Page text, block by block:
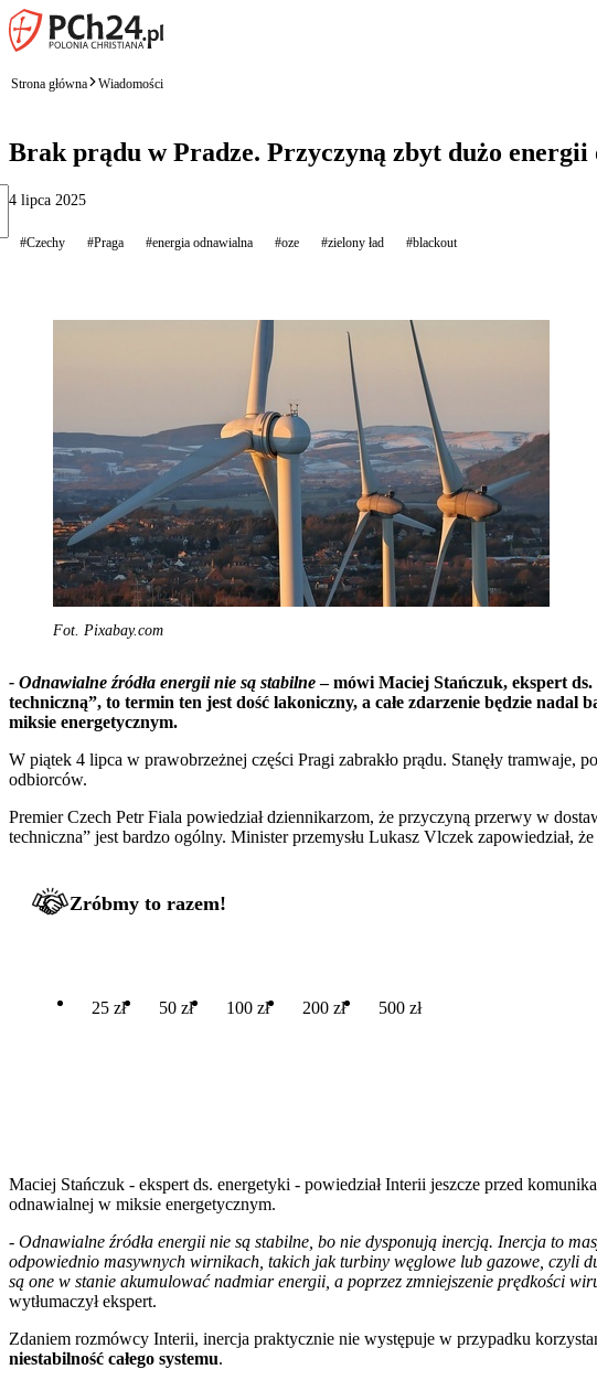
Strona główna Wiadomości
Brak prądu w Pradze. Przyczyną zbyt dużo energii
4 lipca 2025
#Czechy #Praga #energia odnawialna #oze #zielony ład #blackout
Fot. Pixabay.com
- Odnawialne źródła energii nie są stabilne– mówi Maciej Stańczuk, ekspert
techniczną”, to termin ten jest dość lakoniczny, a całe zdarzenie będzie
miksie energetycznym.
W piątek 4 lipca w prawobrzeżnej części Pragi zabrakło prądu. Stanęły
odbiorców.
Premier Czech Petr Fiala powiedział dziennikarzom, że przyczyną przerwy w
techniczna” jest bardzo ogólny. Minister przemysłu Lukasz Vlczek zapowiedział,
Zróbmy to razem!
25 zł 50 zł 100 zł 200 zł 500 zł
Maciej Stańczuk - ekspert ds. energetyki - powiedział Interii jeszcze przed
odnawialnej w miksie energetycznym.
- Odnawialne źródła energii nie są stabilne, bo nie dysponują inercją. Inercja to
odpowiednio masywnych wirnikach, takich jak turbiny węglowe lub gazowe, czyli
są one w stanie akumulować nadmiar energii, a poprzez zmniejszenie prędkości
wytłumaczył ekspert.
Zdaniem rozmówcy Interii, inercja praktycznie nie występuje w przypadku
niestabilność całego systemu.